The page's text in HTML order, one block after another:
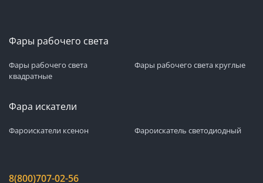
Фары рабочего света
Фары рабочего света
квадратные
Фары рабочего света круглые
Фара искатели
Фароискатели ксенон Фароискатель светодиодный
8(800)707-02-56